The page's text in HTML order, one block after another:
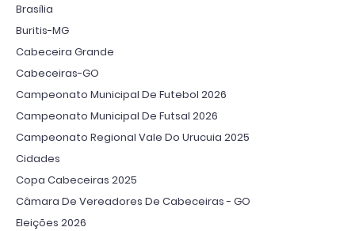
Brasília
Buritis-MG
Cabeceira Grande
Cabeceiras-GO
Campeonato Municipal De Futebol 2026
Campeonato Municipal De Futsal 2026
Campeonato Regional Vale Do Urucuia 2025
Cidades
Copa Cabeceiras 2025
Câmara De Vereadores De Cabeceiras - GO
Eleições 2026